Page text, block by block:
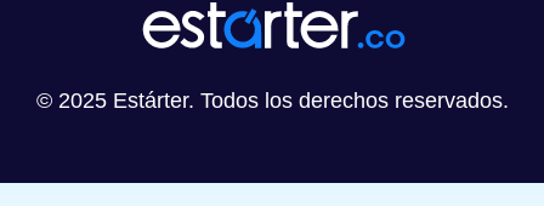
© 2025 Estárter. Todos los derechos reservados.